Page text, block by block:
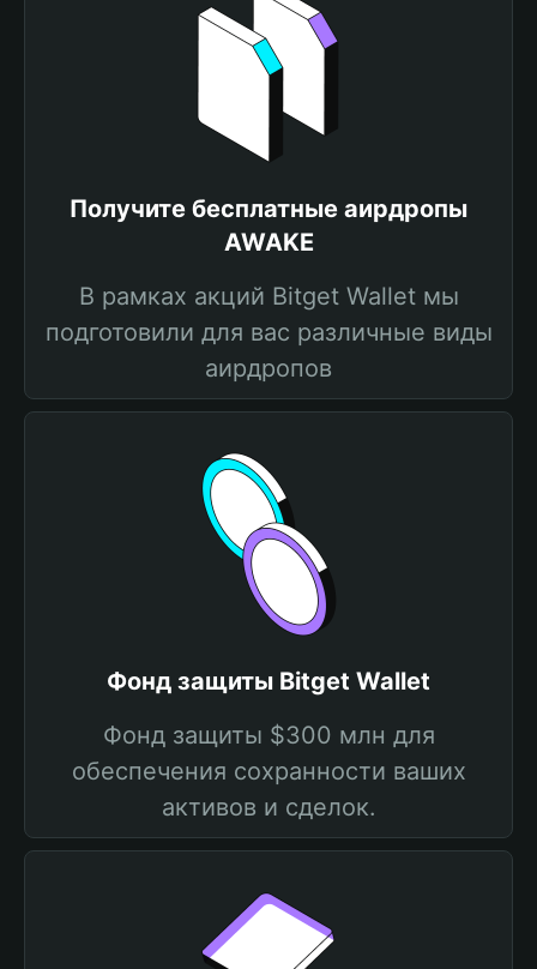
Получите бесплатные аирдропы
AWAKE
В рамках акций Bitget Wallet мы
подготовили для вас различные виды
аирдропов
Фонд защиты Bitget Wallet
Фонд защиты $300 млн для
обеспечения сохранности ваших
активов и сделок.